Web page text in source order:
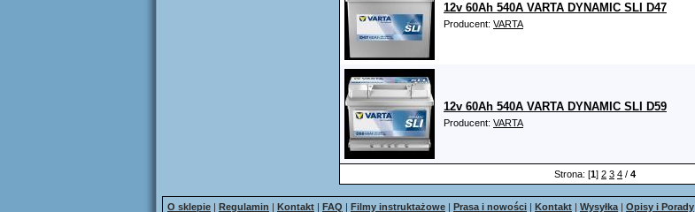
12v 60Ah 540A VARTA DYNAMIC SLI D47
Producent: VARTA
12v 60Ah 540A VARTA DYNAMIC SLI D59
Producent: VARTA
Strona: [1] 2 3 4 / 4
O sklepie | Regulamin | Kontakt | FAQ | Filmy instruktażowe | Prasa i nowości | Kontakt | Wysyłka | Opisy i Porady